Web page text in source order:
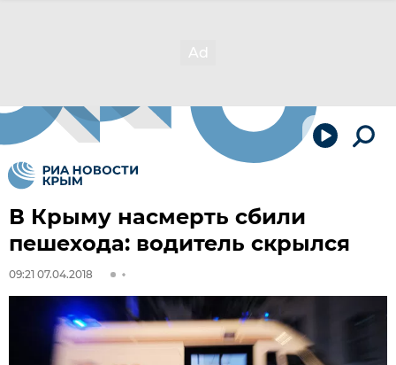
В Крыму насмерть сбили
пешехода: водитель скрылся
09:21 07.04.2018